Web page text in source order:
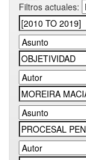
Filtros actuales: